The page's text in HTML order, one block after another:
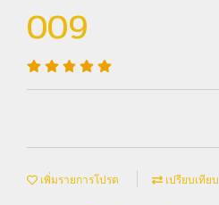
009
เพิ่มรายการโปรด เปรียบเทียบ